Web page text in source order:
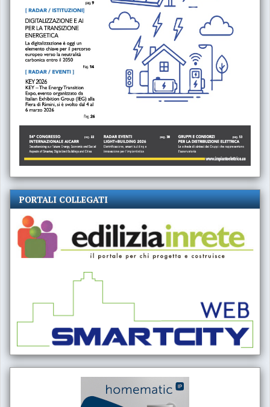
PORTALI COLLEGATI